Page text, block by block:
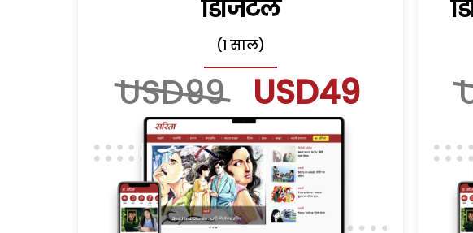
डिजिटल
(1 साल)
USD99 USD49